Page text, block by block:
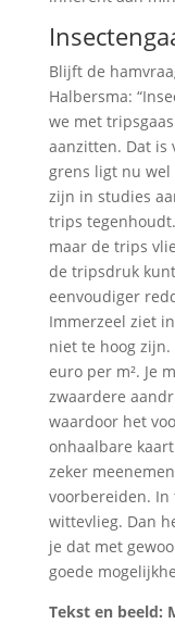
Blijft de
Halbersma:
we met
aanzitten. Dat is
grens ligt nu wel
zijn in studies
trips
maar de trips
de tripsdruk
eenvoudiger
Immerzeel ziet
niet te hoog
euro per m². Je
zwaardere
waardoor het
onhaalbare
zeker
voorbereiden.
wittevlieg. Dan
je dat met
goede
Tekst en beeld: